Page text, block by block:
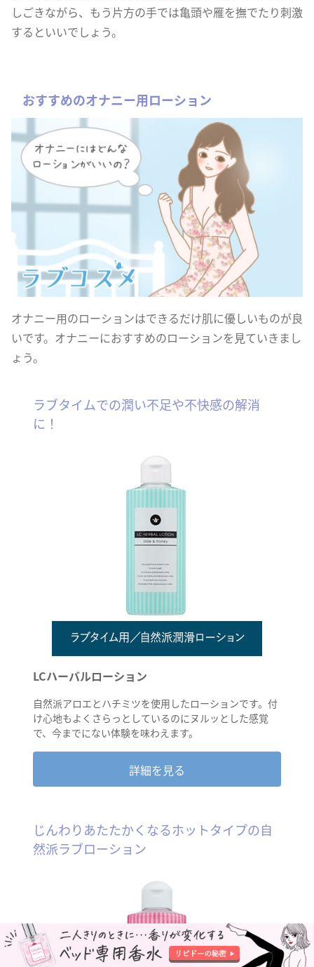
しごきながら、もう片方の手では亀頭や雁を撫でたり刺激
するといいでしょう。
おすすめのオナニー用ローション
オナニー用のローションはできるだけ肌に優しいものが良
いです。オナニーにおすすめのローションを見ていきまし
ょう。
ラブタイムでの潤い不足や不快感の解消
に！
LCハーバルローション
自然派アロエとハチミツを使用したローションです。付
け心地もよくさらっとしているのにヌルッとした感覚
で、今までにない体験を味わえます。
詳細を見る
じんわりあたたかくなるホットタイプの自
然派ラブローション